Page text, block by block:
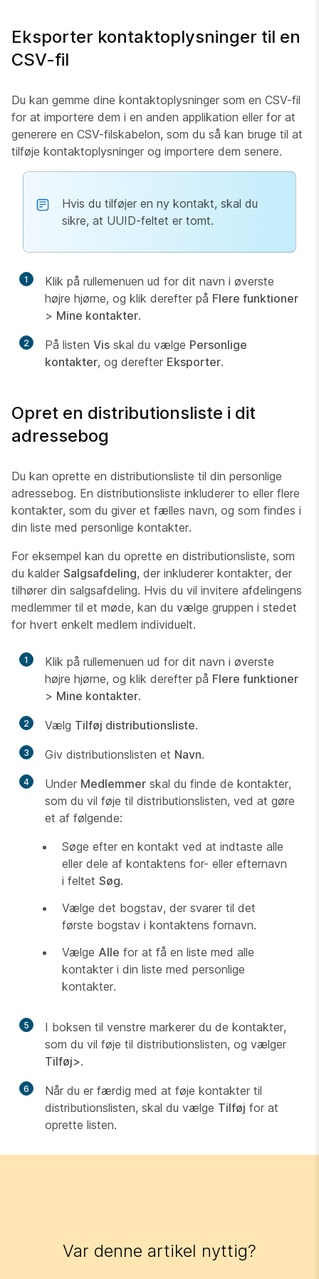
Eksporter kontaktoplysninger til en
CSV-fil
Du kan gemme dine kontaktoplysninger som en CSV-fil
for at importere dem i en anden applikation eller for at
generere en CSV-filskabelon, som du så kan bruge til at
tilføje kontaktoplysninger og importere dem senere.
Hvis du tilføjer en ny kontakt, skal du
sikre, at UUID-feltet er tomt.
1
Klik på rullemenuen ud for dit navn i øverste
højre hjørne, og klik derefter på Flere funktioner
> Mine kontakter.
2 På listen Vis skal du vælge Personlige
kontakter, og derefter Eksporter.
Opret en distributionsliste i dit
adressebog
Du kan oprette en distributionsliste til din personlige
adressebog. En distributionsliste inkluderer to eller flere
kontakter, som du giver et fælles navn, og som findes i
din liste med personlige kontakter.
For eksempel kan du oprette en distributionsliste, som
du kalder Salgsafdeling, der inkluderer kontakter, der
tilhører din salgsafdeling. Hvis du vil invitere afdelingens
medlemmer til et møde, kan du vælge gruppen i stedet
for hvert enkelt medlem individuelt.
1
Klik på rullemenuen ud for dit navn i øverste
højre hjørne, og klik derefter på Flere funktioner
> Mine kontakter.
2 Vælg Tilføj distributionsliste.
3 Giv distributionslisten et Navn.
4 Under Medlemmer skal du finde de kontakter,
som du vil føje til distributionslisten, ved at gøre
et af følgende:
Søge efter en kontakt ved at indtaste alle
eller dele af kontaktens for- eller efternavn
i feltet Søg.
Vælge det bogstav, der svarer til det
første bogstav i kontaktens fornavn.
Vælge Alle for at få en liste med alle
kontakter i din liste med personlige
kontakter.
5
I boksen til venstre markerer du de kontakter,
som du vil føje til distributionslisten, og vælger
Tilføj>.
6
Når du er færdig med at føje kontakter til
distributionslisten, skal du vælge Tilføj for at
oprette listen.
Var denne artikel nyttig?